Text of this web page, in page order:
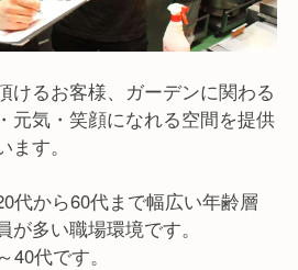
けるお客様、ガーデンに関わる
元気・笑顔になれる空間を提供
す。
代から60代まで幅広い年齢層
多い職場環境です。
代です。